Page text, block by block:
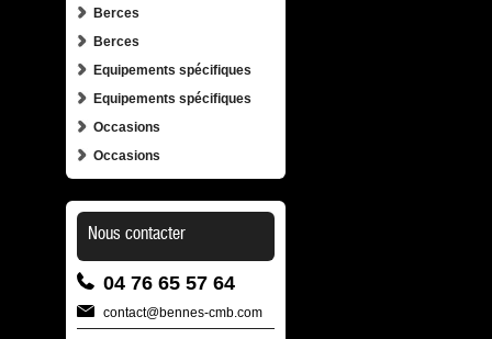
Berces
Berces
Equipements spécifiques
Equipements spécifiques
Occasions
Occasions
Nous contacter
04 76 65 57 64
contact@bennes-cmb.com